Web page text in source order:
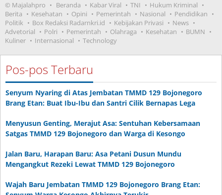
© Majalahpro Beranda Kabar Viral TNI
Hukum Kriminal
Berita
Kesehatan Opini Pemerintah Nasional
Pendidikan
Politik
Box Redaksi Radarnkri.id Kebijakan Privasi
News
Advetorial
Polri Pemerintah Olahraga Kesehatan
BUMN
Kuliner
Internasional Technology
Pos-pos Terbaru
Senyum Nyaring di Atas Jembatan TMMD 129 Bojonegoro
Brang Etan: Buat Ibu-Ibu dan Santri Cilik Bernapas Lega
Menyusun Genting, Merajut Asa: Sentuhan Kebersamaan
Satgas TMMD 129 Bojonegoro dan Warga di Kesongo
Jalan Baru, Harapan Baru: Asa Petani Dusun Mundu
Mengangkut Rezeki Lewat TMMD 129 Bojonegoro
Wajah Baru Jembatan TMMD 129 Bojonegoro Brang Etan: